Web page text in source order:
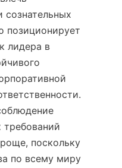
сознательных
позиционирует
лидера в
поскольку
по всему миру